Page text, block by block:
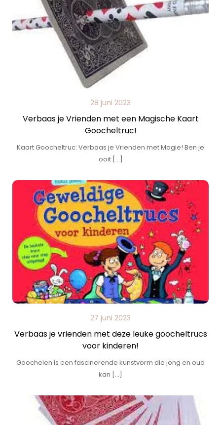
28 juni 2023
Verbaas je Vrienden met een Magische Kaart
Goocheltruc!
Kaart Goocheltruc: Verbaas je Vrienden met Magie! Ben je
ooit […]
27 juni 2023
Verbaas je vrienden met deze leuke goocheltrucs
voor kinderen!
Goochelen is een fascinerende kunstvorm die jong en oud
kan […]